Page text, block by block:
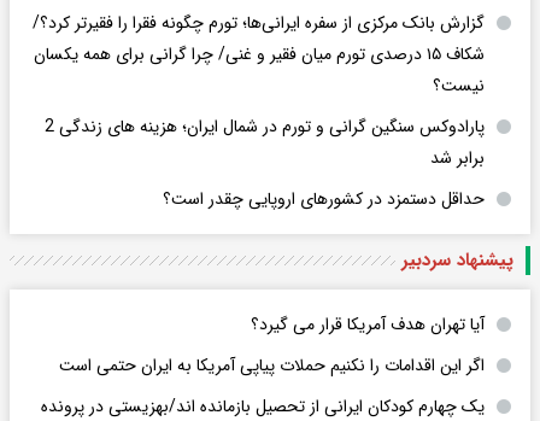
گزارش بانک مرکزی از سفره ایرانی‌ها؛ تورم چگونه فقرا را فقیرتر کرد؟/
شکاف ۱۵ درصدی تورم میان فقیر و غنی/ چرا گرانی برای همه یکسان
نیست؟
پارادوکس سنگین گرانی و تورم در شمال ایران؛ هزینه های زندگی 2
برابر ‌شد
حداقل دستمزد در کشورهای اروپایی چقدر است؟
پیشنهاد سردبیر
آیا تهران هدف آمریکا قرار می گیرد؟
اگر این اقدامات را نکنیم حملات پیاپی آمریکا به ایران حتمی است
یک چهارم کودکان ایرانی از تحصیل بازمانده اند/بهزیستی در پرونده